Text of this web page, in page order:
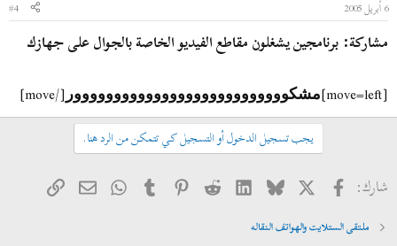
6 أبريل 2005
#4
مشاركة: برنامجين يشغلون مقاطع الفيديو الخاصة بالجوال على جهازك
[move=left]
مشكووووووووووووووووووووووووووور [/move]
يجب تسجيل الدخول أو التسجيل كي تتمكن من الرد هنا.
شارك: فيسبوك
X
Bluesky
LinkedIn
Reddit
Pinterest
Tumblr
WhatsApp
البريدالرابط
ملتقى الستلايت والهواتف النقاله